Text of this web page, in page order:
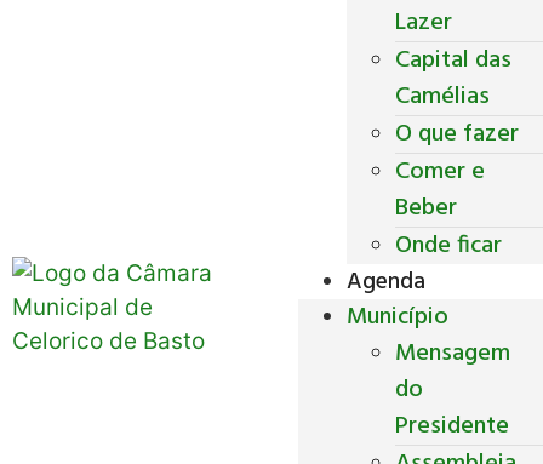
Lazer
Capital das
Camélias
O que fazer
Comer e
Beber
Onde ficar
Agenda
Município
Mensagem
do
Presidente